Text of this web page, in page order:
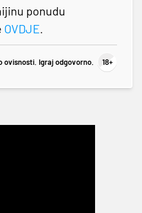
ponudu
OVDJE.
ovisnosti. Igraj odgovorno.